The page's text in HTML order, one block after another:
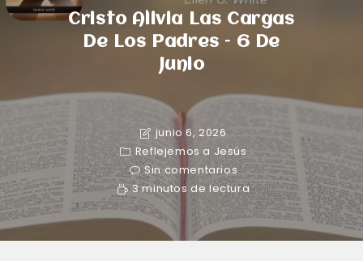
Cristo Alivia Las Cargas
De Los Padres – 6 De
Junio
junio 6, 2026
Reflejemos a Jesús
Sin comentarios
3 minutos de lectura